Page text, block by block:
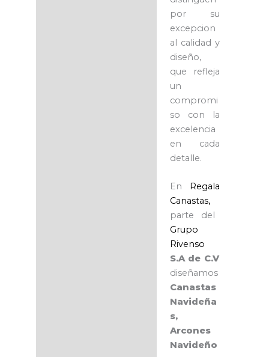
por su
excepcion
al calidad y
diseño,
que refleja
un
compromi
so con la
excelencia
en cada
detalle.
En
Regala
Canastas,
parte del
Grupo
Rivenso
S.A de C.V
diseñamos
Canastas
Navideña
s,
Arcones
Navideño